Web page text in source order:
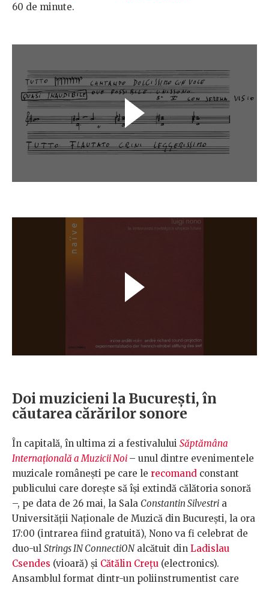
60 de minute.
Doi muzicieni la București, în
căutarea cărărilor sonore
În capitală, în ultima zi a festivalului Săptămâna
Internațională a Muzicii Noi – unul dintre evenimentele
muzicale românești pe care le recomand constant
publicului care dorește să își extindă călătoria sonoră
–, pe data de 26 mai, la Sala Constantin Silvestri a
Universității Naționale de Muzică din București, la ora
17:00 (intrarea fiind gratuită), Nono va fi celebrat de
duo-ul Strings IN ConnectiONalcătuit din Ladislau
Csendes (vioară) și Cătălin Crețu (electronics).
Ansamblul format dintr-un poliinstrumentist care